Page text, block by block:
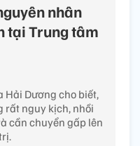
nhân
tại Trung tâm
Hải Dương cho biết,
rất nguy kịch, nhồi
cần chuyển gấp lên